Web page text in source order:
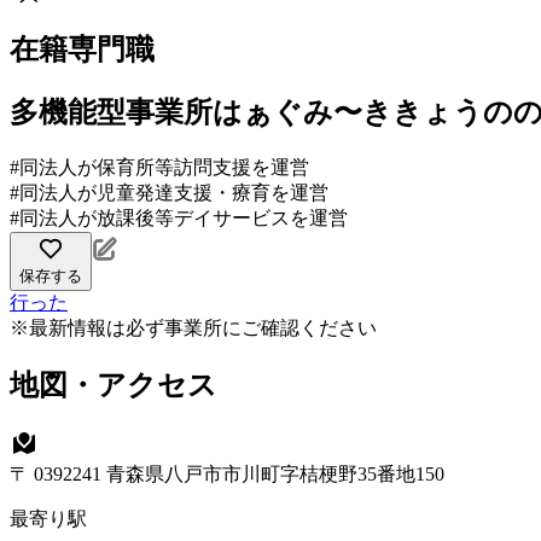
在籍専門職
多機能型事業所はぁぐみ〜ききょうの
#同法人が保育所等訪問支援を運営
#同法人が児童発達支援・療育を運営
#同法人が放課後等デイサービスを運営
保存する
行った
※最新情報は必ず事業所にご確認ください
地図・アクセス
〒 0392241 青森県八戸市市川町字桔梗野35番地150
最寄り駅